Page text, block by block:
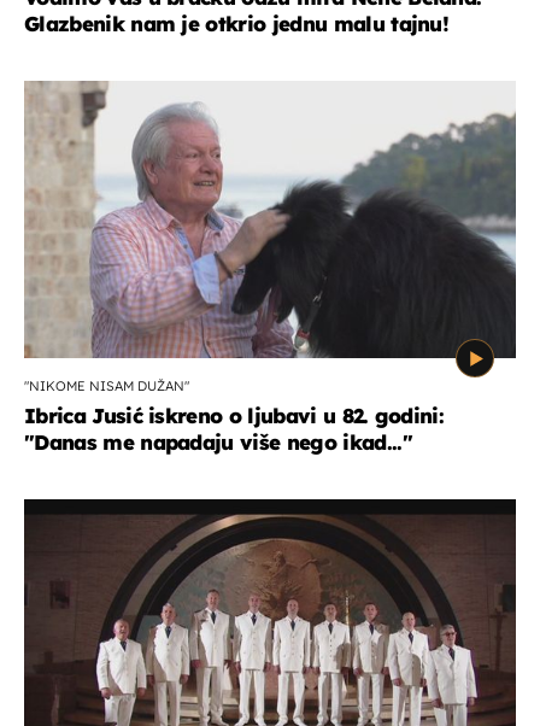
Glazbenik nam je otkrio jednu malu tajnu!
"NIKOME NISAM DUŽAN"
Ibrica Jusić iskreno o ljubavi u 82. godini:
"Danas me napadaju više nego ikad..."